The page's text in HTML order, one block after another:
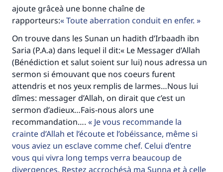
ajoute grâceà une bonne chaîne de
rapporteurs: Toute aberration conduit en enfer.
On trouve dans les Sunan un hadith d’Irbaadh ibn
Saria (P.A.a) dans lequel il dit:« Le Messager d’Allah
(Bénédiction et salut soient sur lui) nous adressa un
sermon si émouvant que nos coeurs furent
attendris et nos yeux remplis de larmes…Nous lui
dîmes: messager d’Allah, on dirait que c’est un
sermon d’adieux…Fais-nous alors une
recommandation….
Je vous recommande la
crainte d’Allah et l’écoute et l’obéissance, même si
vous aviez un esclave comme chef. Celui d’entre
vous qui vivra long temps verra beaucoup de
divergences. Restez accrochésà ma Sunna et à celle